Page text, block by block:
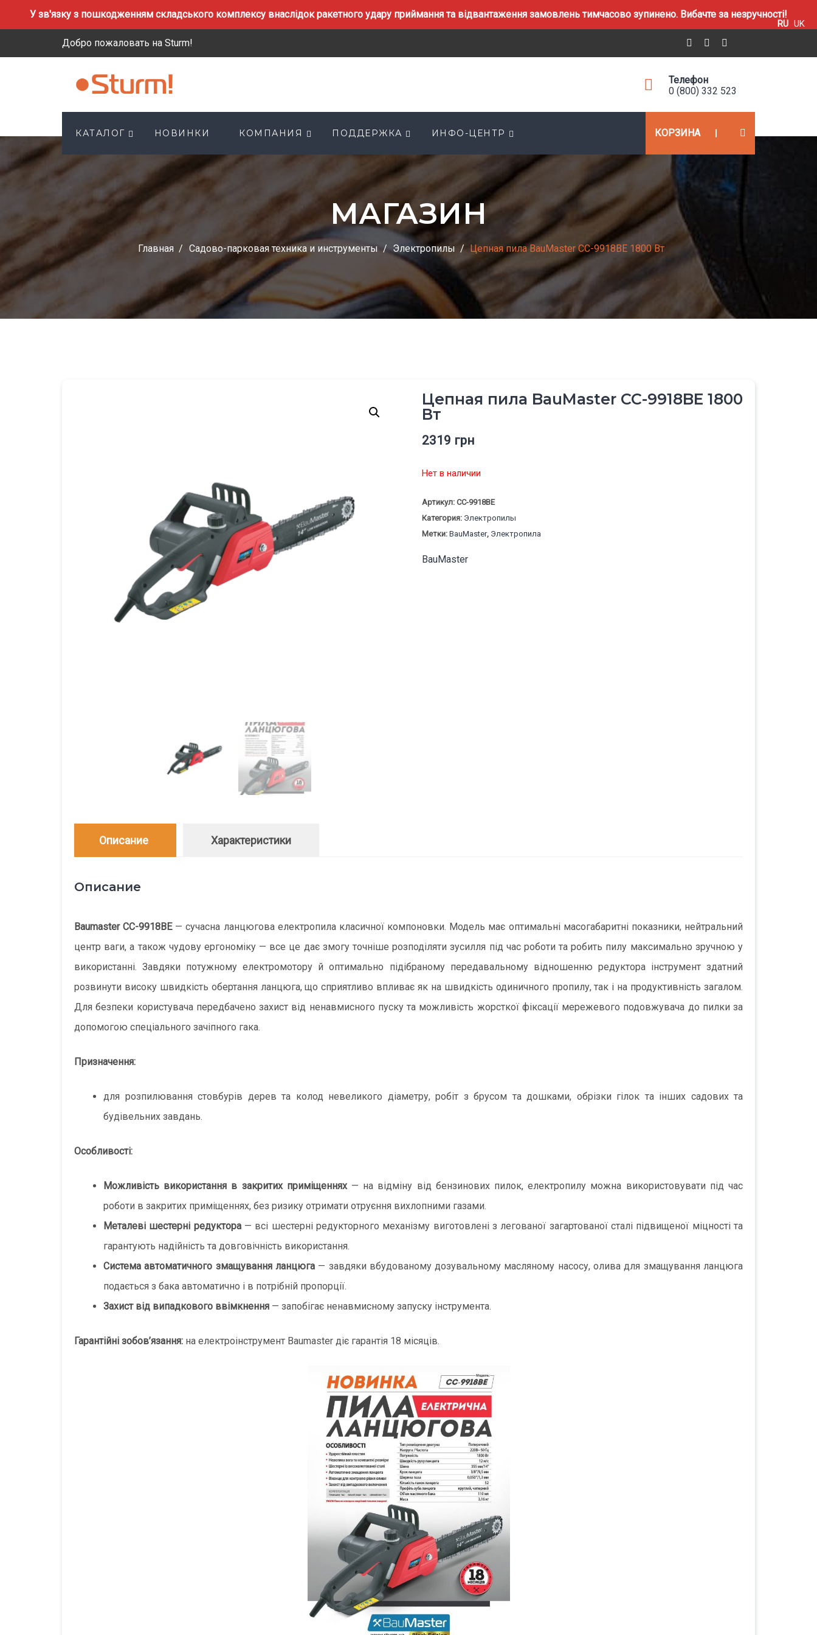
У зв'язку з пошкодженням складського комплексу внаслідок ракетного удару приймання та відвантаження замовлень тимчасово зупинено. Вибачте за незручності!
Добро пожаловать на Sturm!
Телефон
0 (800) 332 523
КАТАЛОГ НОВИНКИ КОМПАНИЯ ПОДДЕРЖКА ИНФО-ЦЕНТР КОРЗИНА
МАГАЗИН
Главная Садово-парковая техника и инструменты Электропилы Цепная пила BauMaster CC-9918BE 1800 Вт
Цепная пила BauMaster CC-9918BE 1800
Вт
2319 грн
Нет в наличии
Артикул: CC-9918BE
Категория: Электропилы
Метки: BauMaster, Электропила
BauMaster
Описание Характеристики
Описание
Baumaster CC-9918BE— сучасна ланцюгова електропила класичної компоновки. Модель має оптимальні масогабаритні показники, нейтральний
центр ваги, а також чудову ергономіку — все це дає змогу точніше розподіляти зусилля під час роботи та робить пилу максимально зручною у
використанні. Завдяки потужному електромотору й оптимально підібраному передавальному відношенню редуктора інструмент здатний
розвинути високу швидкість обертання ланцюга, що сприятливо впливає як на швидкість одиничного пропилу, так і на продуктивність загалом.
Для безпеки користувача передбачено захист від ненавмисного пуску та можливість жорсткої фіксації мережевого подовжувача до пилки за
допомогою спеціального зачіпного гака.
Призначення:
для розпилювання стовбурів дерев та колод невеликого діаметру, робіт з брусом та дошками, обрізки гілок та інших садових та
будівельних завдань.
Особливості:
Можливість використання в закритих приміщеннях— на відміну від бензинових пилок, електропилу можна використовувати під час
роботи в закритих приміщеннях, без ризику отримати отруєння вихлопними газами.
Металеві шестерні редуктора— всі шестерні редукторного механізму виготовлені з легованої загартованої сталі підвищеної міцності та
гарантують надійність та довговічність використання.
Система автоматичного змащування ланцюга— завдяки вбудованому дозувальному масляному насосу, олива для змащування ланцюга
подається з бака автоматично і в потрібній пропорції.
Захист від випадкового ввімкнення — запобігає ненавмисному запуску інструмента.
Гарантійні зобов’язання: на електроінструмент Baumaster діє гарантія 18 місяців.
RU UK